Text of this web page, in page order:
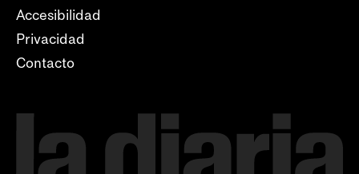
Accesibilidad
Privacidad
Contacto